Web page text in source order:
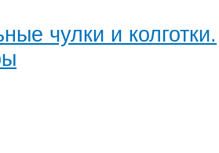
чулки и колготки.